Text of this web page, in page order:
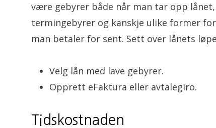
være gebyrer både når man tar opp
termingebyrer og kanskje ulike former
man betaler for sent. Sett over lånets
Velg lån med lave gebyrer.
Opprett eFaktura eller avtalegiro.
Tidskostnaden